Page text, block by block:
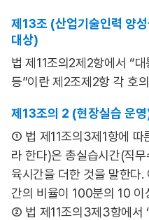
제13조 (산업기술인력 양
대상)
법 제11조의2제2항에서 “
등”이란 제2조제2항 각 호
제13조의 2 (현장실습 운
① 법 제11조의3제1항에 따
라 한다)은 총실습시간(직
육시간을 더한 것을 말한다.
간의 비율이 100분의 10 이
② 법 제11조의3제3항에서